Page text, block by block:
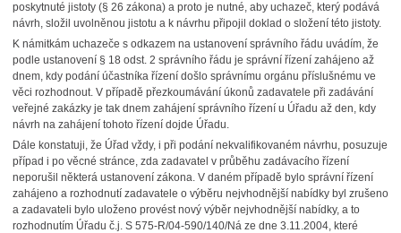
poskytnuté jistoty (§ 26 zákona) a proto je nutné, aby uchazeč, který podává
návrh, složil uvolněnou jistotu a k návrhu připojil doklad o složení této jistoty.
K námitkám uchazeče s odkazem na ustanovení správního řádu uvádím, že
podle ustanovení § 18 odst. 2 správního řádu je správní řízení zahájeno až
dnem, kdy podání účastníka řízení došlo správnímu orgánu příslušnému ve
věci rozhodnout. V případě přezkoumávání úkonů zadavatele při zadávání
veřejné zakázky je tak dnem zahájení správního řízení u Úřadu až den, kdy
návrh na zahájení tohoto řízení dojde Úřadu.
Dále konstatuji, že Úřad vždy, i při podání nekvalifikovaném návrhu, posuzuje
případ i po věcné stránce, zda zadavatel v průběhu zadávacího řízení
neporušil některá ustanovení zákona. V daném případě bylo správní řízení
zahájeno a rozhodnutí zadavatele o výběru nejvhodnější nabídky byl zrušeno
a zadavateli bylo uloženo provést nový výběr nejvhodnější nabídky, a to
rozhodnutím Úřadu č.j. S 575-R/04-590/140/Ná ze dne 3.11.2004, které